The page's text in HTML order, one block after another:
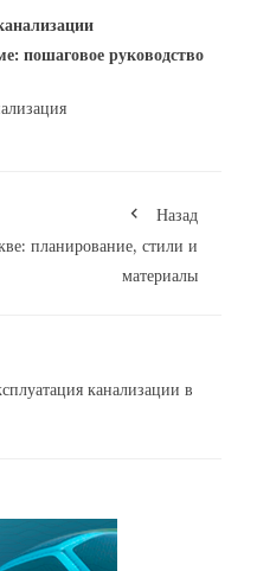
пошаговое руководство
Назад
планирование, стили и
материалы
канализации в